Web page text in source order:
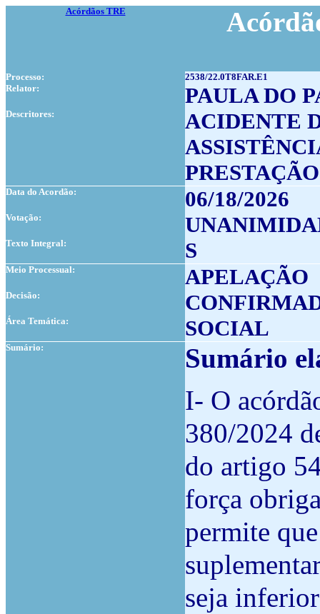
Acórdãos TRE
Processo:
2538/22.0T8FAR.E1
Relator:
PAULA DO
Descritores:
ACIDENTE
Data do Acordão: 06/18/2026
Votação:
Texto Integral: S
Meio Processual: APELAÇÃO
Decisão:
Área Temática: SOCIAL
Sumário:
Sumário
I- O
380/2024
do artigo
força
permite
seja